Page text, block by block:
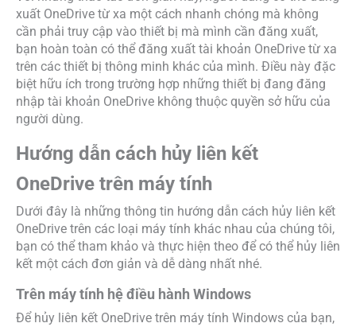
xuất OneDrive từ xa một cách nhanh chóng mà không
cần phải truy cập vào thiết bị mà mình cần đăng xuất,
bạn hoàn toàn có thể đăng xuất tài khoản OneDrive từ xa
trên các thiết bị thông minh khác của mình. Điều này đặc
biệt hữu ích trong trường hợp những thiết bị đang đăng
nhập tài khoản OneDrive không thuộc quyền sở hữu của
người dùng.
Hướng dẫn cách hủy liên kết
OneDrive trên máy tính
Dưới đây là những thông tin hướng dẫn cách hủy liên kết
OneDrive trên các loại máy tính khác nhau của chúng tôi,
bạn có thể tham khảo và thực hiện theo để có thể hủy liên
kết một cách đơn giản và dễ dàng nhất nhé.
Trên máy tính hệ điều hành Windows
Để hủy liên kết OneDrive trên máy tính Windows của bạn,